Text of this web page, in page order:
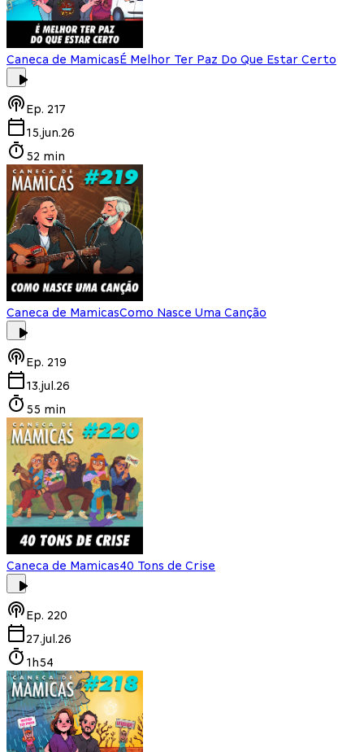
Caneca de MamicasÉ Melhor Ter Paz Do Que Estar Certo
Ep. 217
15.jun.26
52 min
Caneca de MamicasComo Nasce Uma Canção
Ep. 219
13.jul.26
55 min
Caneca de Mamicas40 Tons de Crise
Ep. 220
27.jul.26
1h54